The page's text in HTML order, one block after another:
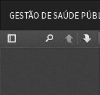
aos
Detalhes
do
GESTÃO DE SAÚDE